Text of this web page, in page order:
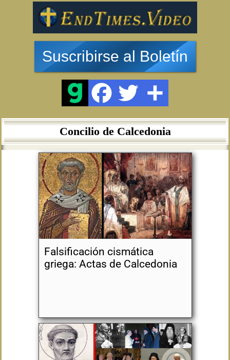
Suscribirse al Boletín
Concilio de Calcedonia
Falsificación cismática
griega: Actas de Calcedonia